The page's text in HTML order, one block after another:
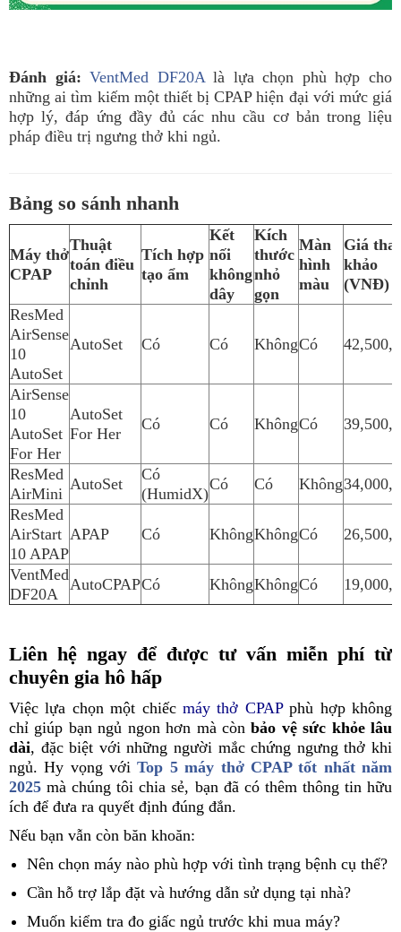
Đánh giá: VentMed DF20Alà lựa chọn phù hợp cho
những ai tìm kiếm một thiết bị CPAP hiện đại với mức giá
hợp lý, đáp ứng đầy đủ các nhu cầu cơ bản trong liệu
pháp điều trị ngưng thở khi ngủ.
Bảng so sánh nhanh
Máy thở
CPAP
Thuật
toán điều
chỉnh
Tích hợp
tạo ẩm
Kết
nối
không
dây
Kích
thước
nhỏ
gọn
Màn
hình
màu
Giá
khảo
(VNĐ)
ResMed
AirSense
10
AutoSet
AutoSet Có Có KhôngCó
AirSense
10
AutoSet
For Her
AutoSet
For Her
Có Có KhôngCó
ResMed
AirMini
AutoSet
Có
(HumidX)
Có Có Không
ResMed
AirStart
10 APAP
APAP Có KhôngKhôngCó
VentMed
DF20A
AutoCPAPCó KhôngKhôngCó
Liên hệ ngay để được tư vấn miễn phí từ
chuyên gia hô hấp
Việc lựa chọn một chiếc máy thở CPAPphù hợp không
chỉ giúp bạn ngủ ngon hơn mà cònbảo vệ sức khỏe lâu
dài, đặc biệt với những người mắc chứng ngưng thở khi
ngủ. Hy vọng vớiTop 5 máy thở CPAP tốt nhất năm
2025 mà chúng tôi chia sẻ, bạn đã có thêm thông tin hữu
ích để đưa ra quyết định đúng đắn.
Nếu bạn vẫn còn băn khoăn:
Nên chọn máy nào phù hợp với tình trạng bệnh cụ thể?
Cần hỗ trợ lắp đặt và hướng dẫn sử dụng tại nhà?
Muốn kiểm tra đo giấc ngủ trước khi mua máy?